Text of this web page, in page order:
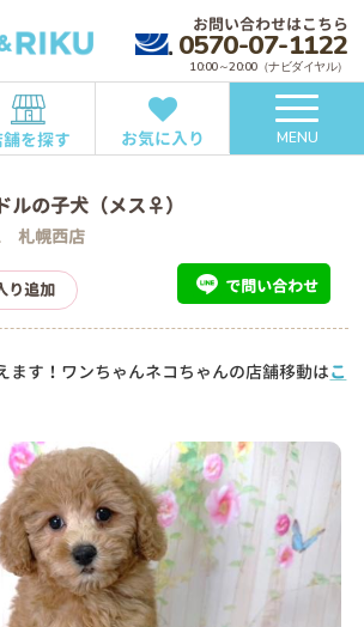
お問い合わせはこちら
0570-07-1122
10:00～20:00（ナビダイヤル）
を探す お気に入り MENU
ルの子犬（メス♀）
札幌西店
り追加 で問い合わせ
ます！ワンちゃんネコちゃんの店舗移動はこ